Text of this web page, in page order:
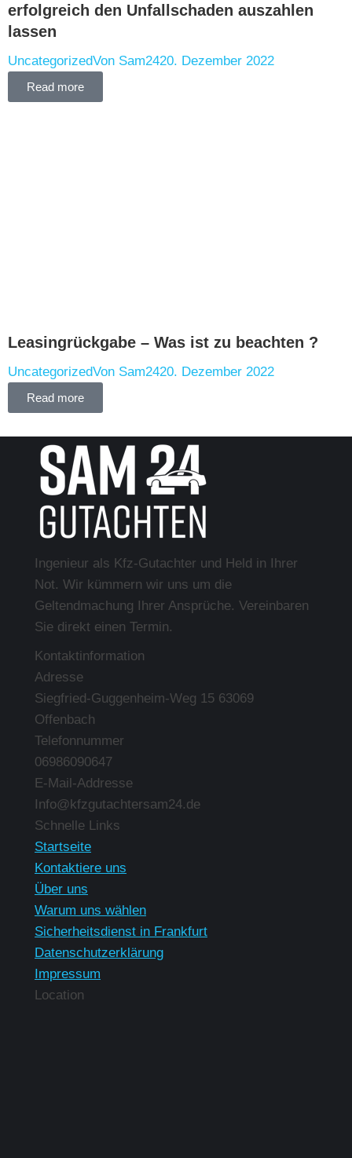
erfolgreich den Unfallschaden auszahlen
lassen
UncategorizedVon Sam2420. Dezember 2022
Read more
Leasingrückgabe – Was ist zu beachten ?
UncategorizedVon Sam2420. Dezember 2022
Read more
Ingenieur als Kfz-Gutachter und Held in Ihrer
Not. Wir kümmern wir uns um die
Geltendmachung Ihrer Ansprüche. Vereinbaren
Sie direkt einen Termin.
Kontaktinformation
Adresse
Siegfried-Guggenheim-Weg 15 63069
Offenbach
Telefonnummer
06986090647
E-Mail-Addresse
Info@kfzgutachtersam24.de
Finden Sie uns auf:
Schnelle Links
Startseite
Kontaktiere uns
Über uns
Warum uns wählen
Sicherheitsdienst in Frankfurt
Datenschutzerklärung
Impressum
Location